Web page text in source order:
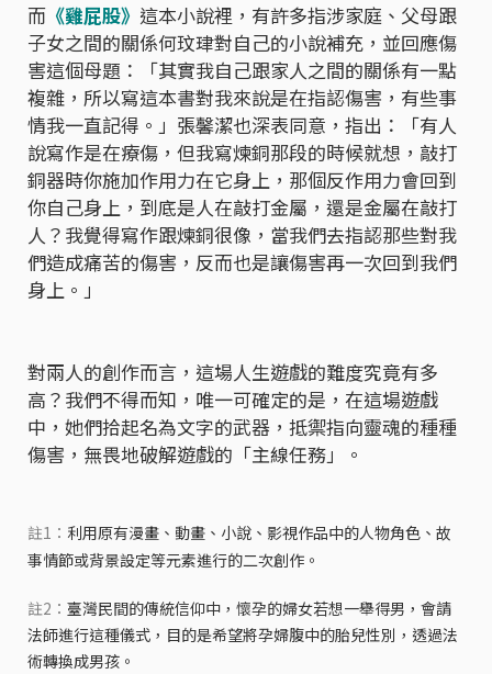
而 《雞屁股》 這本小說裡，有許多指涉家庭、父母跟
子女之間的關係何玟珒對自己的小說補充，並回應傷
害這個母題：「其實我自己跟家人之間的關係有一點
複雜，所以寫這本書對我來說是在指認傷害，有些事
情我一直記得。」張馨潔也深表同意，指出：「有人
說寫作是在療傷，但我寫煉銅那段的時候就想，敲打
銅器時你施加作用力在它身上，那個反作用力會回到
你自己身上，到底是人在敲打金屬，還是金屬在敲打
人？我覺得寫作跟煉銅很像，當我們去指認那些對我
們造成痛苦的傷害，反而也是讓傷害再一次回到我們
身上。」
對兩人的創作而言，這場人生遊戲的難度究竟有多
高？我們不得而知，唯一可確定的是，在這場遊戲
中，她們拾起名為文字的武器，抵禦指向靈魂的種種
傷害，無畏地破解遊戲的「主線任務」。
註1： 利用原有漫畫、動畫、小說、影視作品中的人物角色、故
事情節或背景設定等元素進行的二次創作。
註2： 臺灣民間的傳統信仰中，懷孕的婦女若想一舉得男，會請
法師進行這種儀式，目的是希望將孕婦腹中的胎兒性別，透過法
術轉換成男孩。